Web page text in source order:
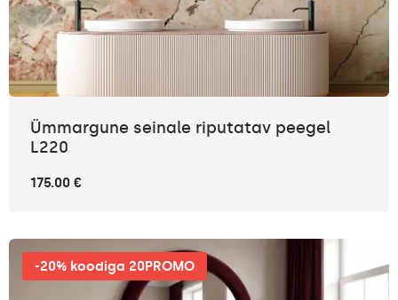
Ümmargune seinale riputatav peegel
L220
175.00 €
-20% koodiga 20PROMO